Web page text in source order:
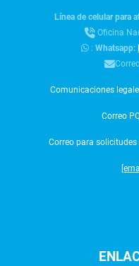
Línea de celular para
Oficina
:Whatsapp:
Comunicaciones
Correo
Correo para